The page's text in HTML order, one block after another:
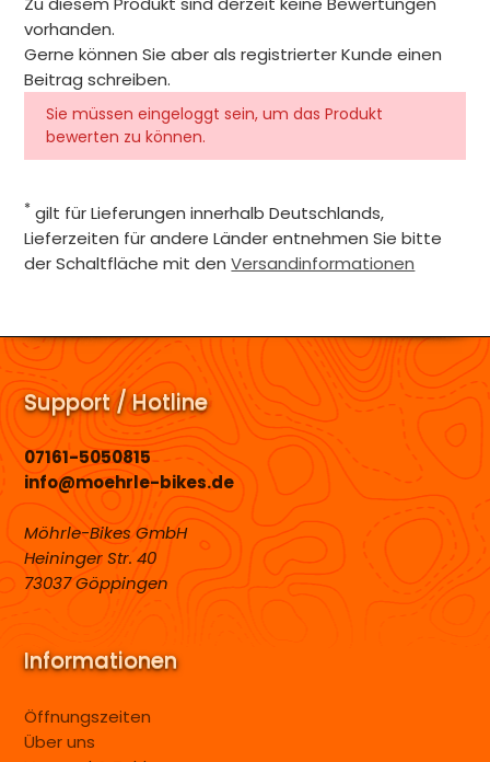
vorhanden.
Gerne können Sie aber als registrierter Kunde einen
Beitrag schreiben.
Sie müssen eingeloggt sein, um das Produkt
bewerten zu können.
* gilt für Lieferungen innerhalb Deutschlands,
Lieferzeiten für andere Länder entnehmen Sie bitte
der Schaltfläche mit denVersandinformationen
Support / Hotline
07161-5050815
info@moehrle-bikes.de
Möhrle-Bikes GmbH
Heininger Str. 40
73037 Göppingen
Informationen
Öffnungszeiten
Über uns